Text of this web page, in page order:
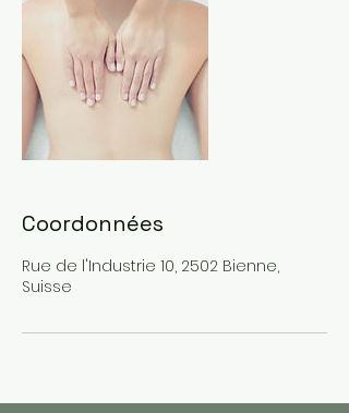
Coordonnées
Rue de l'Industrie 10, 2502 Bienne,
Suisse